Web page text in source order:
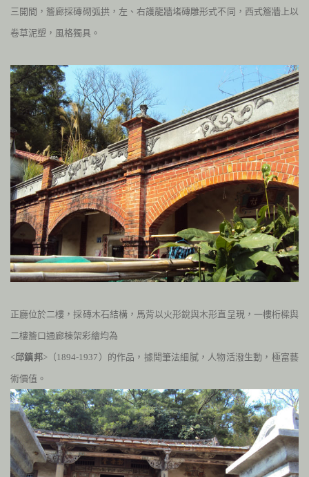
三開間，簷廊採磚砌弧拱，左、右護龍牆堵磚雕形式不同，西式簷牆上以
卷草泥塑，風格獨具。
正廳位於二樓，採磚木石結構，馬背以火形銳與木形直呈現，一樓桁樑與
二樓簷口通廊棟架彩繪均為
< 邱鎮邦>（1894-1937 ）的作品，據聞筆法細膩，人物活潑生動，極富藝
術價值。